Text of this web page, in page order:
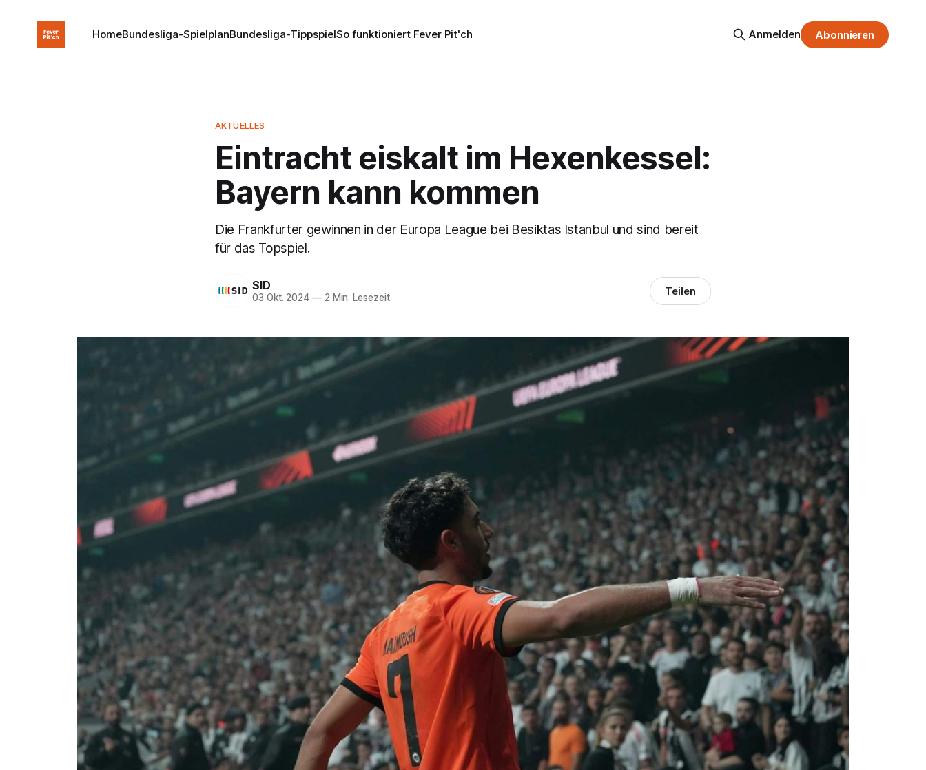
HomeBundesliga-SpielplanBundesliga-TippspielSo funktioniert Fever Pit'ch Anmelden Abonnieren
AKTUELLES
Eintracht eiskalt im Hexenkessel:
Bayern kann kommen
Die Frankfurter gewinnen in der Europa League bei Besiktas Istanbul und sind bereit
für das Topspiel.
SID
03 Okt. 2024 —2 Min. Lesezeit Teilen